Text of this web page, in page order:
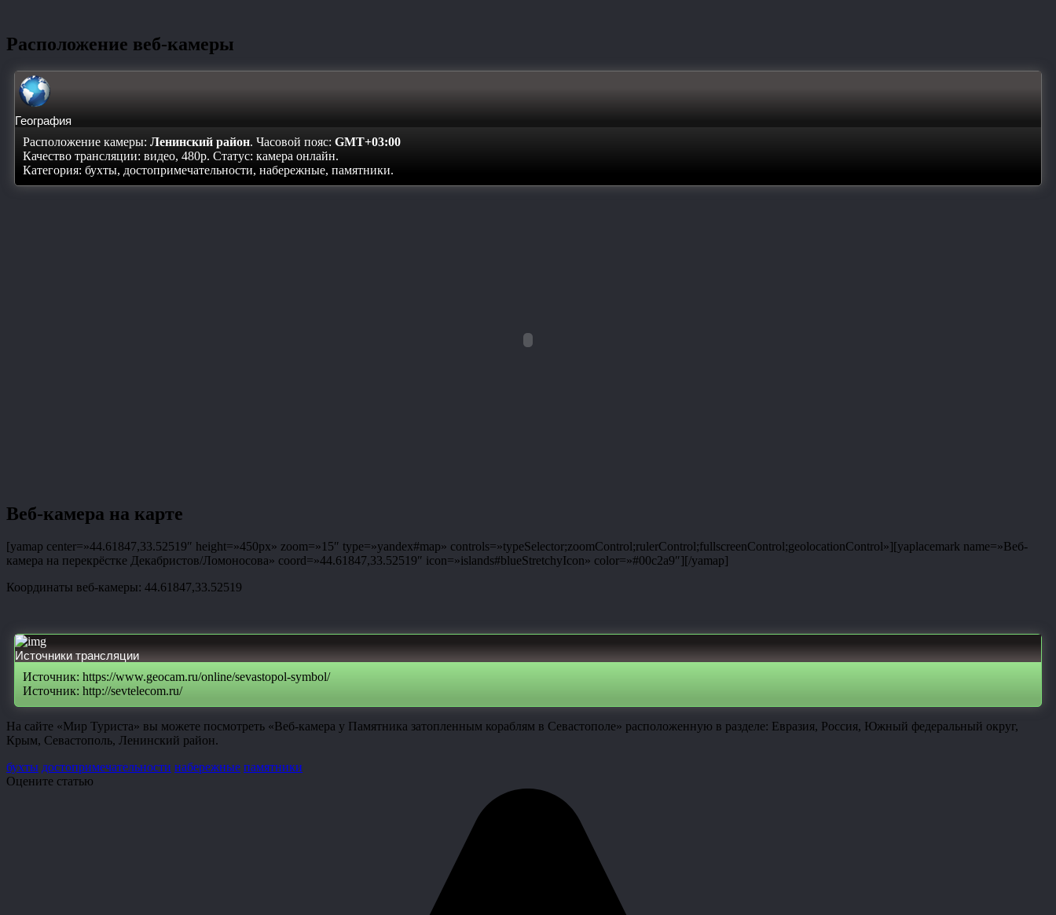
Расположение веб-камеры
География
Расположение камеры: Ленинский район. Часовой пояс: GMT+03:00
Качество трансляции: видео, 480p. Статус: камера онлайн.
Категория: бухты, достопримечательности, набережные, памятники.
Веб-камера на карте
[yamap center=»44.61847,33.52519″ height=»450px» zoom=»15″ type=»yandex#map» controls=»typeSelector;zoomControl;rulerControl;fullscreenControl;geolocationControl»][yaplacemark name=»Веб-
камера на перекрёстке Декабристов/Ломоносова» coord=»44.61847,33.52519″ icon=»islands#blueStretchyIcon» color=»#00c2a9″][/yamap]
Координаты веб-камеры: 44.61847,33.52519
Источники трансляции
Источник: https://www.geocam.ru/online/sevastopol-symbol/
Источник: http://sevtelecom.ru/
На сайте «Мир Туриста» вы можете посмотреть «Веб-камера у Памятника затопленным кораблям в Севастополе» расположенную в разделе: Евразия, Россия, Южный федеральный округ,
Крым, Севастополь, Ленинский район.
бухты достопримечательности набережные памятники
Оцените статью